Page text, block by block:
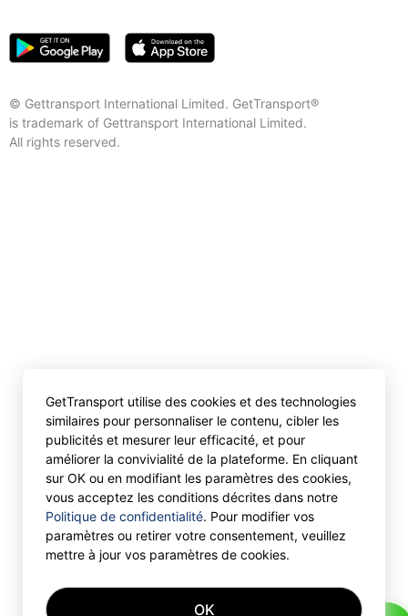
© Gettransport International Limited. GetTransport®
is trademark of Gettransport International Limited.
All rights reserved.
GetTransport utilise des cookies et des technologies
similaires pour personnaliser le contenu, cibler les
publicités et mesurer leur efficacité, et pour
améliorer la convivialité de la plateforme. En cliquant
sur OK ou en modifiant les paramètres des cookies,
vous acceptez les conditions décrites dans notre
Politique de confidentialité. Pour modifier vos
paramètres ou retirer votre consentement, veuillez
mettre à jour vos paramètres de cookies.
OK